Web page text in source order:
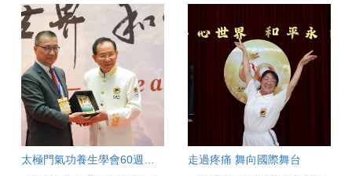
太極門氣功養生學會60週年慶開幕！ 走過疼痛 舞向國際舞台